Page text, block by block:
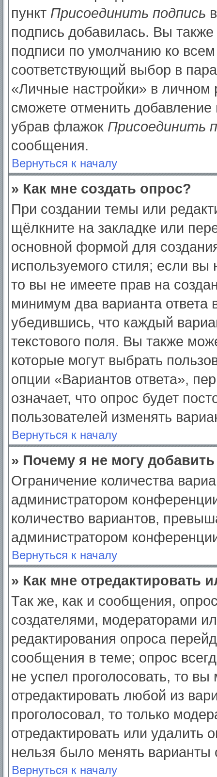
пункт Присоединить подпись
подпись добавилась. Вы
подписи по умолчанию ко
соответствующий выбор в
«Личные настройки» в
сможете отменить
убрав флажок Присоединить
сообщения.
Вернуться к началу
» Как мне создать опрос?
При создании темы или
щёлкните на закладке или
основной формой для
используемого стиля; если
то вы не имеете прав на
минимум два варианта ответа
убедившись, что каждый
текстового поля. Вы также
которые могут выбрать
опции «Вариантов ответа»,
означает, что опрос будет
пользователей изменять
Вернуться к началу
» Почему я не могу
Ограничение количества
администратором
количество вариантов,
администратором
Вернуться к началу
» Как мне отредактировать
Так же, как и сообщения,
создателями, модераторами
редактирования опроса
сообщения в теме; опрос
не успел проголосовать, то
отредактировать любой из
проголосовал, то только
отредактировать или удалить
нельзя было менять варианты
Вернуться к началу